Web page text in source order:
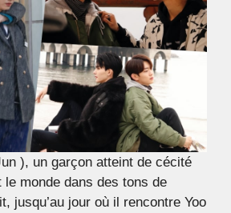
), un garçon atteint de cécité
le monde dans des tons de
jusqu’au jour où il rencontre Yoo